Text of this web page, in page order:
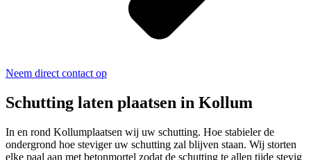
Neem direct contact op
Schutting laten plaatsen in Kollum
In en rond Kollumplaatsen wij uw schutting. Hoe stabieler de
ondergrond hoe steviger uw schutting zal blijven staan. Wij storten
elke paal aan met betonmortel zodat de schutting te allen tijde stevig